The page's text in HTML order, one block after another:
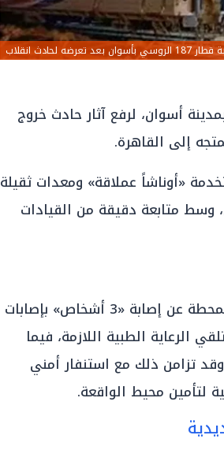
بعد تعرضه لحادث انقلاب
أسوان، لرفع آثار حادث خروج
«أوناشاً عملاقة» ومعدات ثقيلة
وسط متابعة دقيقة من القيادات
أسفر الحادث الذي وقع أثناء تحرك القطار من المحطة عن إصابة «3 أشخاص» بإصابات
الطبية اللازمة، فيما
تزامن ذلك مع استنفار أمني
لتأمين محيط الواقعة.